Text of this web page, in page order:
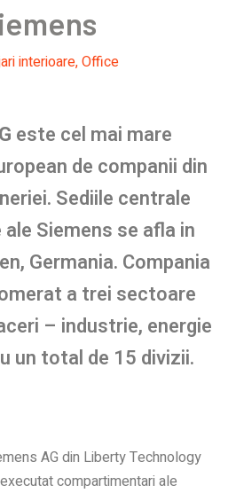
interioare,Office
este cel mai mare
de companii din
Sediile centrale
Siemens se afla in
Germania. Compania
a trei sectoare
– industrie, energie
un total de 15 divizii.
AG din Liberty Technology
compartimentari ale